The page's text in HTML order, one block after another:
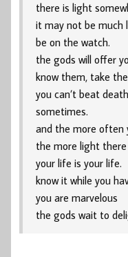
there is light
it may not be much
be on the watch.
the gods will offer
know them, take
you can’t beat
sometimes.
and the more often
the more light there
your life is your life.
know it while you
you are marvelous
the gods wait to